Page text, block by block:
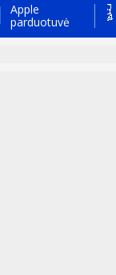
Apple
parduotuvė